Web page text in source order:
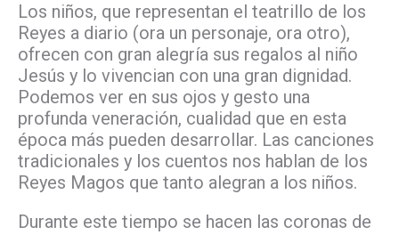
Los niños, que representan el teatrillo de los
Reyes a diario (ora un personaje, ora otro),
ofrecen con gran alegría sus regalos al niño
Jesús y lo vivencian con una gran dignidad.
Podemos ver en sus ojos y gesto una
profunda veneración, cualidad que en esta
época más pueden desarrollar. Las canciones
tradicionales y los cuentos nos hablan de los
Reyes Magos que tanto alegran a los niños.
Durante este tiempo se hacen las coronas de